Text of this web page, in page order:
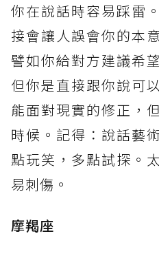
你在說話時容易踩雷
接會讓人誤會你的本
譬如你給對方建議希
但你是直接跟你說可
能面對現實的修正，
時候。記得：說話藝
點玩笑，多點試探。
易刺傷。
摩羯座